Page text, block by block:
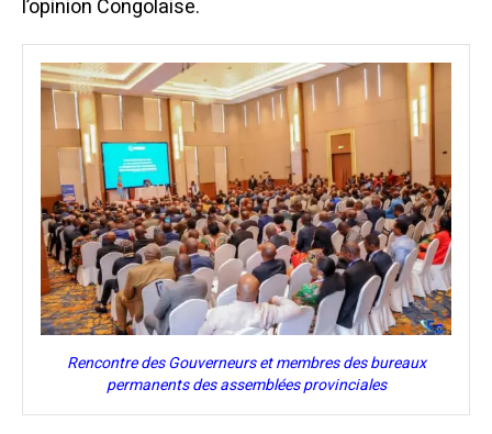
l’opinion Congolaise.
Rencontre des Gouverneurs et membres des bureaux
permanents des assemblées provinciales